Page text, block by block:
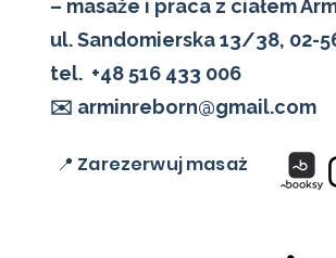
– masaże i praca z ciałem
ul. Sandomierska 13/38, 02-
tel. +48 516 433 006
✉️ arminreborn@gmail.com
📍 Zarezerwuj masaż